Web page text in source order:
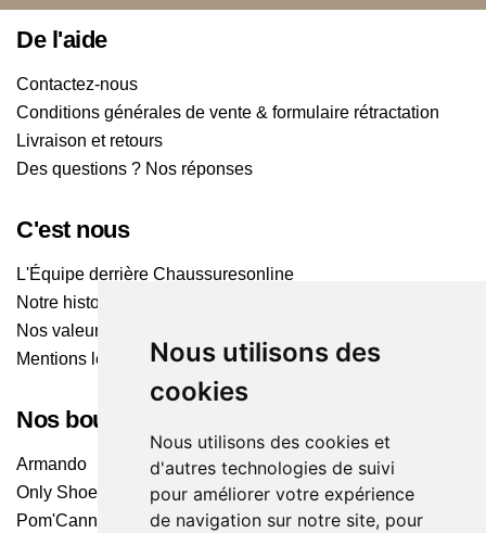
Nous utilisons des
cookies
Nous utilisons des cookies et
d'autres technologies de suivi
pour améliorer votre expérience
de navigation sur notre site, pour
De l'aide
Contactez-nous
Conditions générales de vente & formulaire rétractation
Livraison et retours
Des questions ? Nos réponses
C'est nous
L'Équipe derrière Chaussuresonline
Notre histoire
Nos valeurs
Mentions légales
Nos boutiques
Armando
Only Shoes
Pom'Cannelle